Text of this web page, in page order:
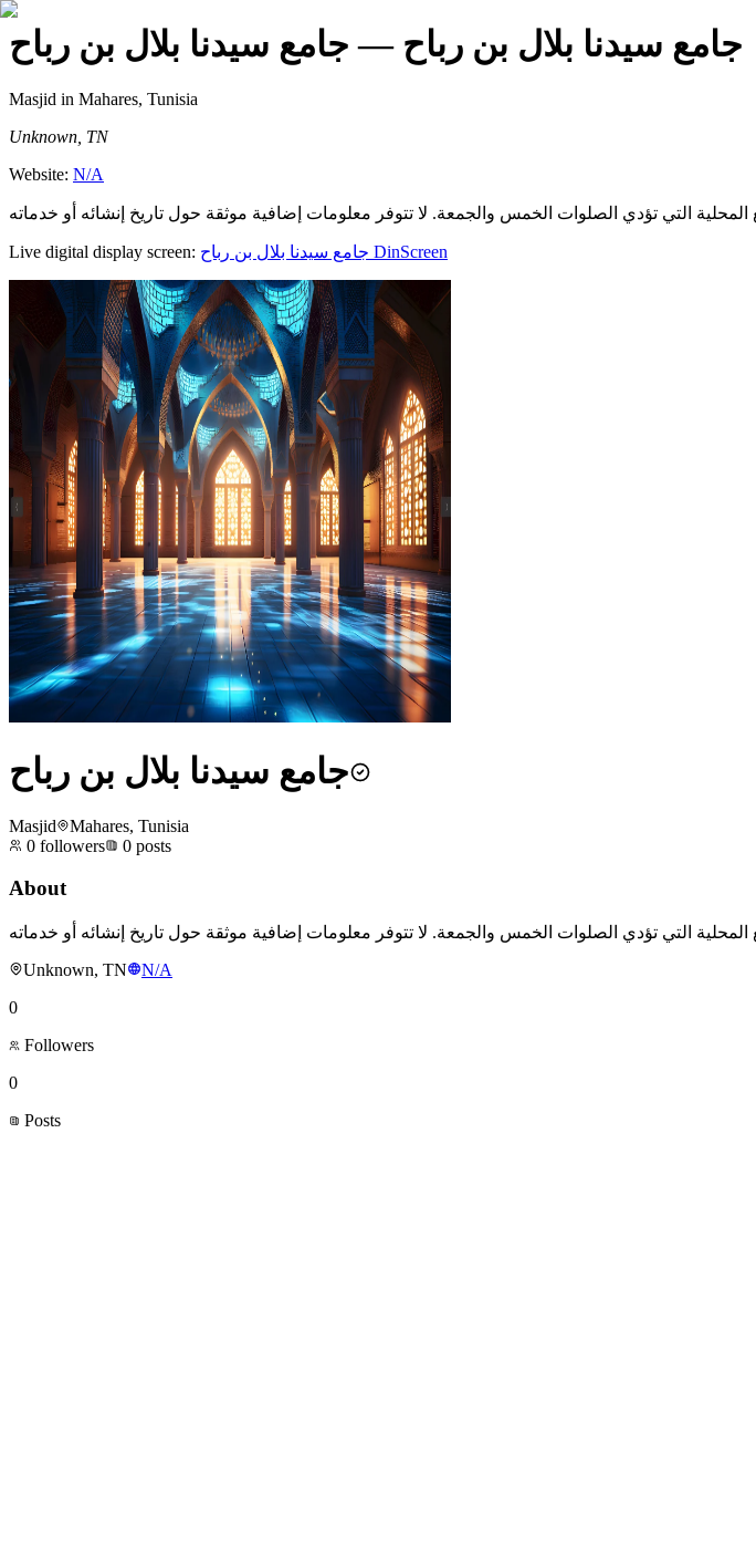
جامع سيدنا بلال بن رباح — جامع سيدنا بلال بن رباح
Masjid in Mahares, Tunisia
Unknown, TN
Website: N/A
Live digital display screen: جامع سيدنا بلال بن رباح DinScreen
جامع سيدنا بلال بن رباح
Masjid
Mahares, Tunisia
0 followers 0 posts
About
Unknown, TN
N/A
0
Followers
0
Posts